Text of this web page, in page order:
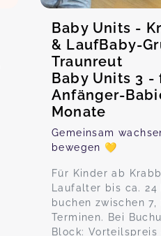
Baby Units -
& LaufBaby-
Traunreut
Baby Units 3 -
Anfänger-
Monate
Gemeinsam
bewegen 💛
Für Kinder ab
Laufalter bis ca. 24
buchen zwischen 7,
Terminen. Bei
Block: